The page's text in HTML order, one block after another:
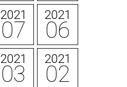
2021
07
2021
06
2021
03
2021
02